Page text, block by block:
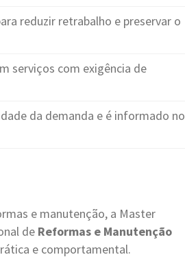
reduzir retrabalho e preservar o
serviços com exigência de
da demanda e é informado no
e manutenção, a Master
de Reformas e Manutenção
e comportamental.